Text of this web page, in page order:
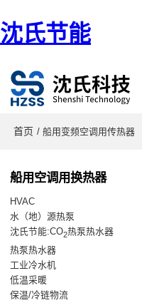
沈氏节能
首页 / 船用变频空调用传热器
船用空调用换热器
HVAC
水（地）源热泵
沈氏节能:CO2热泵热水器
热泵热水器
工业冷水机
低温采暖
保温/冷链物流